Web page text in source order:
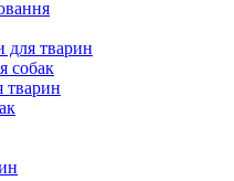
для тварин
собак